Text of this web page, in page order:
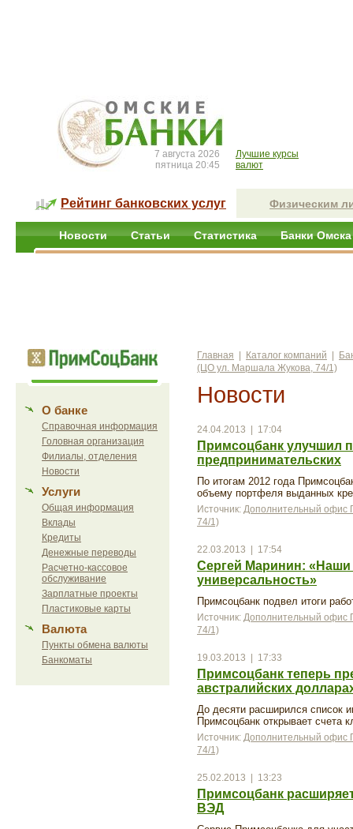
7 августа 2026
пятница 20:45
Лучшие курсы
валют
Рейтинг банковских услуг Физическим
Новости Статьи Статистика Банки Омска
О банке
Справочная информация
Головная организация
Филиалы, отделения
Новости
Услуги
Общая информация
Вклады
Кредиты
Денежные переводы
Расчетно-кассовое
обслуживание
Зарплатные проекты
Пластиковые карты
Валюта
Пункты обмена валюты
Банкоматы
Главная Каталог компаний
(ЦО ул. Маршала Жукова, 74/1)
Новости
24.04.2013 | 17:04
Примсоцбанк улучшил
предпринимательских
По итогам 2012 года
объему портфеля выданных
Источник: Дополнительный офис
74/1)
22.03.2013 | 17:54
Сергей Маринин: «Наши
универсальность»
Примсоцбанк подвел итоги
Источник: Дополнительный офис
74/1)
19.03.2013 | 17:33
Примсоцбанк теперь
австралийских
До десяти расширился список
Примсоцбанк открывает счета
Источник: Дополнительный офис
74/1)
25.02.2013 | 13:23
Примсоцбанк
ВЭД